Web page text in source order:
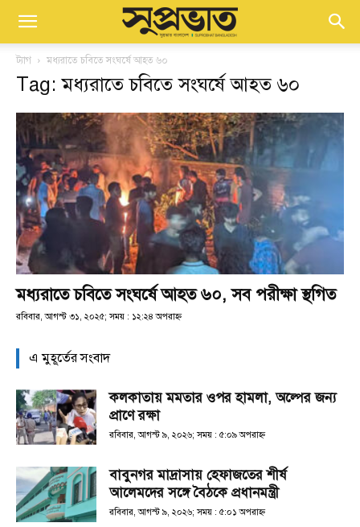
ট্যাগ মধ্যরাতে চবিতে সংঘর্ষে আহত ৬০
Tag: মধ্যরাতে চবিতে সংঘর্ষে আহত ৬০
মধ্যরাতে চবিতে সংঘর্ষে আহত ৬০, সব পরীক্ষা স্থগিত
রবিবার, আগস্ট ৩১, ২০২৫; সময় : ১২:২৪ অপরাহ্ণ
এ মুহূর্তের সংবাদ
কলকাতায় মমতার ওপর হামলা, অল্পের জন্য
প্রাণে রক্ষা
রবিবার, আগস্ট ৯, ২০২৬; সময় : ৫:০৯ অপরাহ্ণ
বাবুনগর মাদ্রাসায় হেফাজতের শীর্ষ
আলেমদের সঙ্গে বৈঠকে প্রধানমন্ত্রী
রবিবার, আগস্ট ৯, ২০২৬; সময় : ৫:০১ অপরাহ্ণ